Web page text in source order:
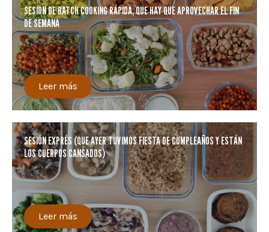
SESIÓN DE BATCH COOKING RÁPIDA, QUE HAY QUE APROVECHAR EL FIN
DE SEMANA
Leer más
SESIÓN EXPRÉS (QUE AYER TUVIMOS FIESTA DE CUMPLEAÑOS Y ESTÁN
LOS CUERPOS CANSADOS)
Leer más